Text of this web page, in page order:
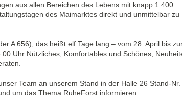
aus allen Bereichen des Lebens mit knapp 1.400
des Maimarktes direkt und unmittelbar zu
A 656), das heißt elf Tage lang – vom 28. April bis
Uhr Nützliches, Komfortables und Schönes,
Team an unserem Stand in der Halle 26 Stand-Nr.
um das Thema RuheForst informieren.